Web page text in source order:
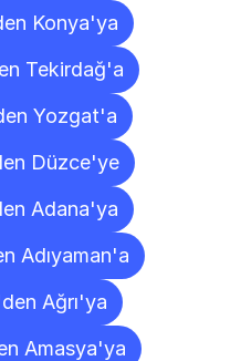
Konya'ya
Tekirdağ'a
Yozgat'a
Düzce'ye
Adana'ya
Adıyaman'a
Ağrı'ya
Amasya'ya